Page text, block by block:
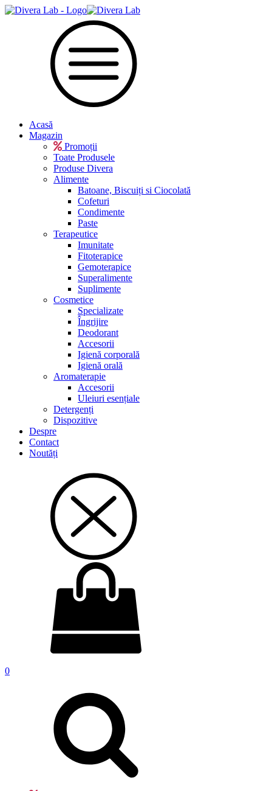
Acasă
Magazin
Promoții
Toate Produsele
Produse Divera
Alimente
Batoane, Biscuiți si Ciocolată
Cofeturi
Condimente
Paste
Terapeutice
Imunitate
Fitoterapice
Gemoterapice
Superalimente
Suplimente
Cosmetice
Specializate
Îngrijire
Deodorant
Accesorii
Igienă corporală
Igienă orală
Aromaterapie
Accesorii
Uleiuri esențiale
Detergenți
Dispozitive
Despre
Contact
Noutăți
0